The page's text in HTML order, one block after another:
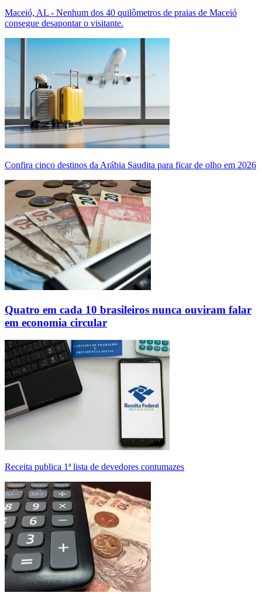
Maceió, AL - Nenhum dos 40 quilômetros de praias de Maceió
consegue desapontar o visitante.
Confira cinco destinos da Arábia Saudita para ficar de olho em 2026
Quatro em cada 10 brasileiros nunca ouviram falar
em economia circular
Receita publica 1ª lista de devedores contumazes